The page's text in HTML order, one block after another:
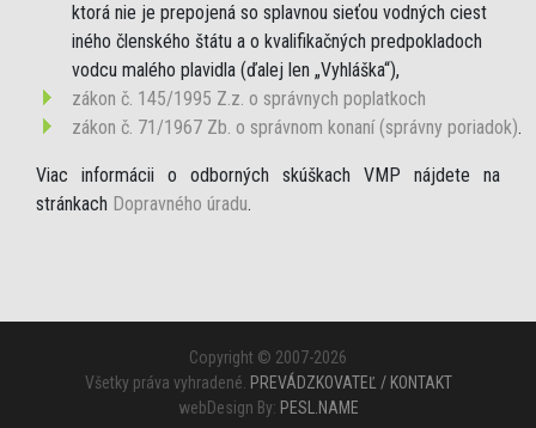
ktorá nie je prepojená so splavnou sieťou vodných ciest
iného členského štátu a o kvalifikačných predpokladoch
vodcu malého plavidla (ďalej len „Vyhláška“),
zákon č. 145/1995 Z.z. o správnych poplatkoch
zákon č. 71/1967 Zb. o správnom konaní (správny poriadok).
Viac informácii o odborných skúškach VMP nájdete na
stránkach Dopravného úradu.
Copyright © 2007-2026
Všetky práva vyhradené. PREVÁDZKOVATEĽ / KONTAKT
webDesign By: PESL.NAME